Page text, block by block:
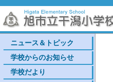
ニュース＆トピック
学校からのお知らせ
学校だより